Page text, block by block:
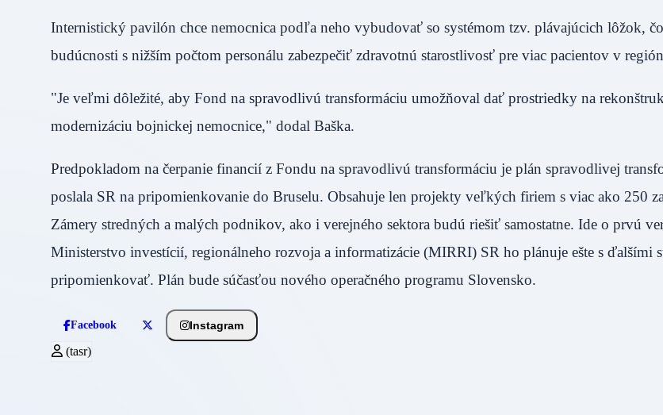
Internistický pavilón chce nemocnica podľa neho vybudovať so systémom tzv. plávajúcich lôžok,
budúcnosti s nižším počtom personálu zabezpečiť zdravotnú starostlivosť pre viac pacientov v
"Je veľmi dôležité, aby Fond na spravodlivú transformáciu umožňoval dať prostriedky na
modernizáciu bojnickej nemocnice," dodal Baška.
Predpokladom na čerpanie financií z Fondu na spravodlivú transformáciu je plán spravodlivej
poslala SR na pripomienkovanie do Bruselu. Obsahuje len projekty veľkých firiem s viac ako 250
Zámery stredných a malých podnikov, ako i verejného sektora budú riešiť samostatne. Ide o prvú
Ministerstvo investícií, regionálneho rozvoja a informatizácie (MIRRI) SR ho plánuje ešte s ďalšími
pripomienkovať. Plán bude súčasťou nového operačného programu Slovensko.
Facebook Instagram
(tasr)